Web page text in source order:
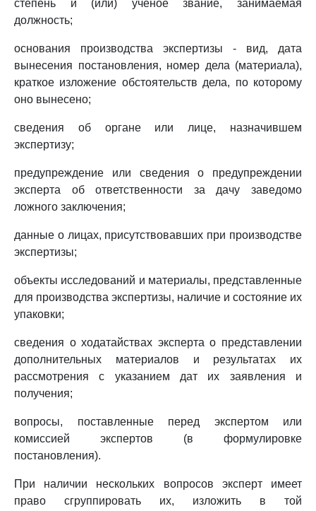
степень и (или) ученое звание, занимаемая
должность;
основания производства экспертизы - вид, дата
вынесения постановления, номер дела (материала),
краткое изложение обстоятельств дела, по которому
оно вынесено;
сведения об органе или лице, назначившем
экспертизу;
предупреждение или сведения о предупреждении
эксперта об ответственности за дачу заведомо
ложного заключения;
данные о лицах, присутствовавших при производстве
экспертизы;
объекты исследований и материалы, представленные
для производства экспертизы, наличие и состояние их
упаковки;
сведения о ходатайствах эксперта о представлении
дополнительных материалов и результатах их
рассмотрения с указанием дат их заявления и
получения;
вопросы, поставленные перед экспертом или
комиссией экспертов (в формулировке
постановления).
При наличии нескольких вопросов эксперт имеет
право сгруппировать их, изложить в той